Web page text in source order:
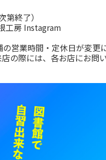
終了）
工房 Instagram
営業時間・定休日が変更
の際には、各お店にお問